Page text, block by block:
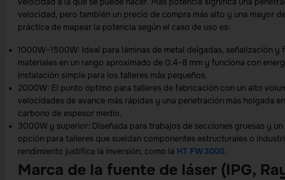
velocidad, pero también un precio de compra más alto y una mayor
práctica de mapear la potencia según el caso de uso es:
1000W–1500W: Ideal para láminas de metal delgadas, señalización y
materiales en un rango aproximado de 0.4–8 mm y funciona con
instalación simple para los talleres más pequeños.
2000W: El punto óptimo para talleres de fabricación con un alto
velocidades de avance más rápidas y una penetración más holgada
carbono de espesor medio.
3000W y superior: Diseñada para trabajos de secciones gruesas y
opción para talleres que sueldan componentes estructurales o
rendimiento justifica la inversión, como la HT FW 3000.
Marca de la fuente de láser (IPG,